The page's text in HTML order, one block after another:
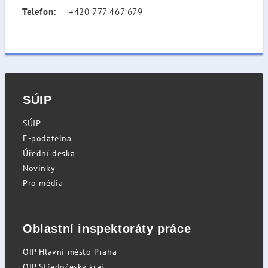
Telefon: +420 777 467 679
SÚIP
SÚIP
E-podatelna
Úřední deska
Novinky
Pro média
Oblastní inspektoráty práce
OIP Hlavní město Praha